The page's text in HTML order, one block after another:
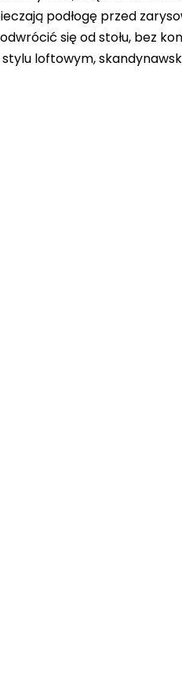
podłogę przed
się od stołu, bez
loftowym,